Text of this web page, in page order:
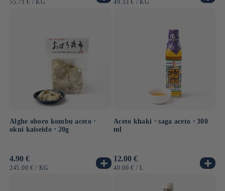
PREZZO
55.71 € / PER
KG
PREZZO
49.33 € / PER
KG
Alghe oboro kombu aceto ⋅
okui kaiseido ⋅ 20g
Prezzo
di
4.90 €
PREZZO
245.00 € / PER
KG
Aceto khaki ⋅ saga aceto ⋅ 300
ml
Prezzo
di
12.00 €
PREZZO
40.00 € / PER
L